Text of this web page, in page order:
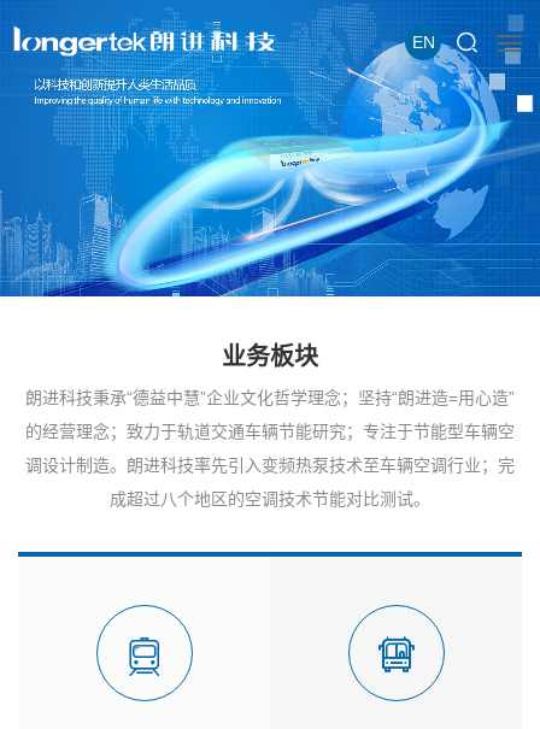
EN
业务板块
朗进科技秉承“德益中慧”企业文化哲学理念；坚持“朗进造=用心造”
的经营理念；致力于轨道交通车辆节能研究；专注于节能型车辆空
调设计制造。朗进科技率先引入变频热泵技术至车辆空调行业；完
成超过八个地区的空调技术节能对比测试。